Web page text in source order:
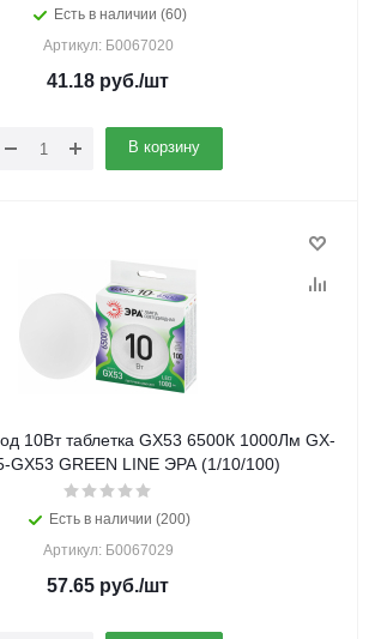
Есть в наличии (60)
Артикул: Б0067020
41.18 руб./шт
В корзину
10Вт таблетка GX53 6500К 1000Лм GX-
GX53 GREEN LINE ЭРА (1/10/100)
Есть в наличии (200)
Артикул: Б0067029
57.65 руб./шт